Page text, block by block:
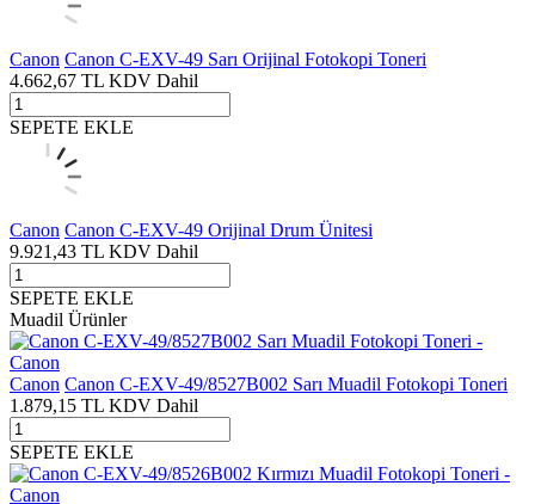
Canon Canon C-EXV-49 Sarı Orijinal Fotokopi Toneri
4.662,67 TL KDV Dahil
SEPETE EKLE
Canon Canon C-EXV-49 Orijinal Drum Ünitesi
9.921,43 TL KDV Dahil
SEPETE EKLE
Muadil Ürünler
Canon Canon C-EXV-49/8527B002 Sarı Muadil Fotokopi Toneri
1.879,15 TL KDV Dahil
SEPETE EKLE